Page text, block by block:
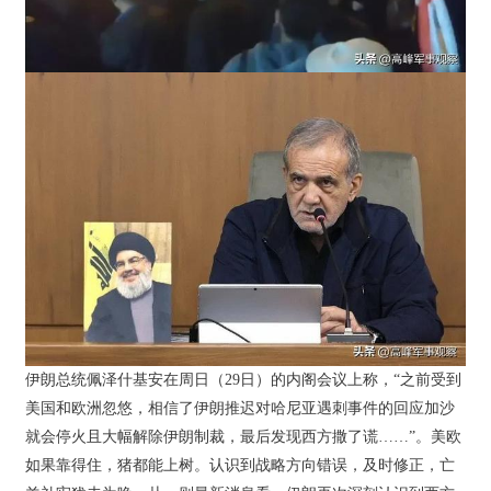
伊朗总统佩泽什基安在周日（29日）的内阁会议上称，“之前受到
美国和欧洲忽悠，相信了伊朗推迟对哈尼亚遇刺事件的回应加沙
就会停火且大幅解除伊朗制裁，最后发现西方撒了谎……”。美欧
如果靠得住，猪都能上树。认识到战略方向错误，及时修正，亡